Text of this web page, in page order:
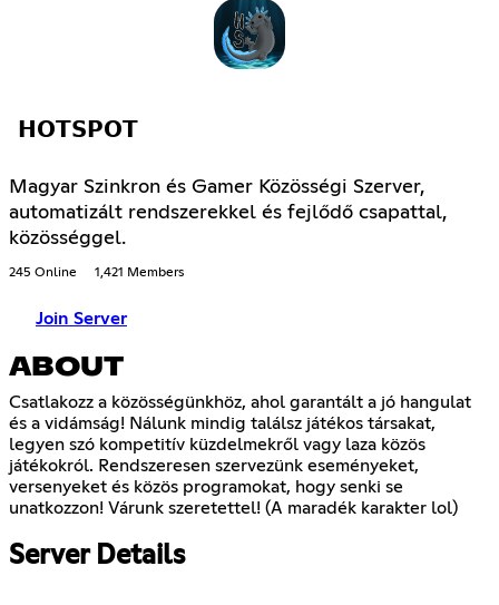
𝗛𝗢𝗧𝗦𝗣𝗢𝗧
Magyar Szinkron és Gamer Közösségi Szerver,
automatizált rendszerekkel és fejlődő csapattal,
közösséggel.
245 Online 1,421 Members
Join Server
ABOUT
Csatlakozz a közösségünkhöz, ahol garantált a jó hangulat
és a vidámság! Nálunk mindig találsz játékos társakat,
legyen szó kompetitív küzdelmekről vagy laza közös
játékokról. Rendszeresen szervezünk eseményeket,
versenyeket és közös programokat, hogy senki se
unatkozzon! Várunk szeretettel! (A maradék karakter lol)
Server Details